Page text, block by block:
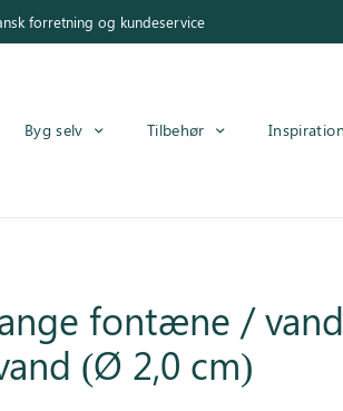
forretning og kundeservice
Byg selv Tilbehør Inspiration
fontæne /
(Ø 2,0 cm)